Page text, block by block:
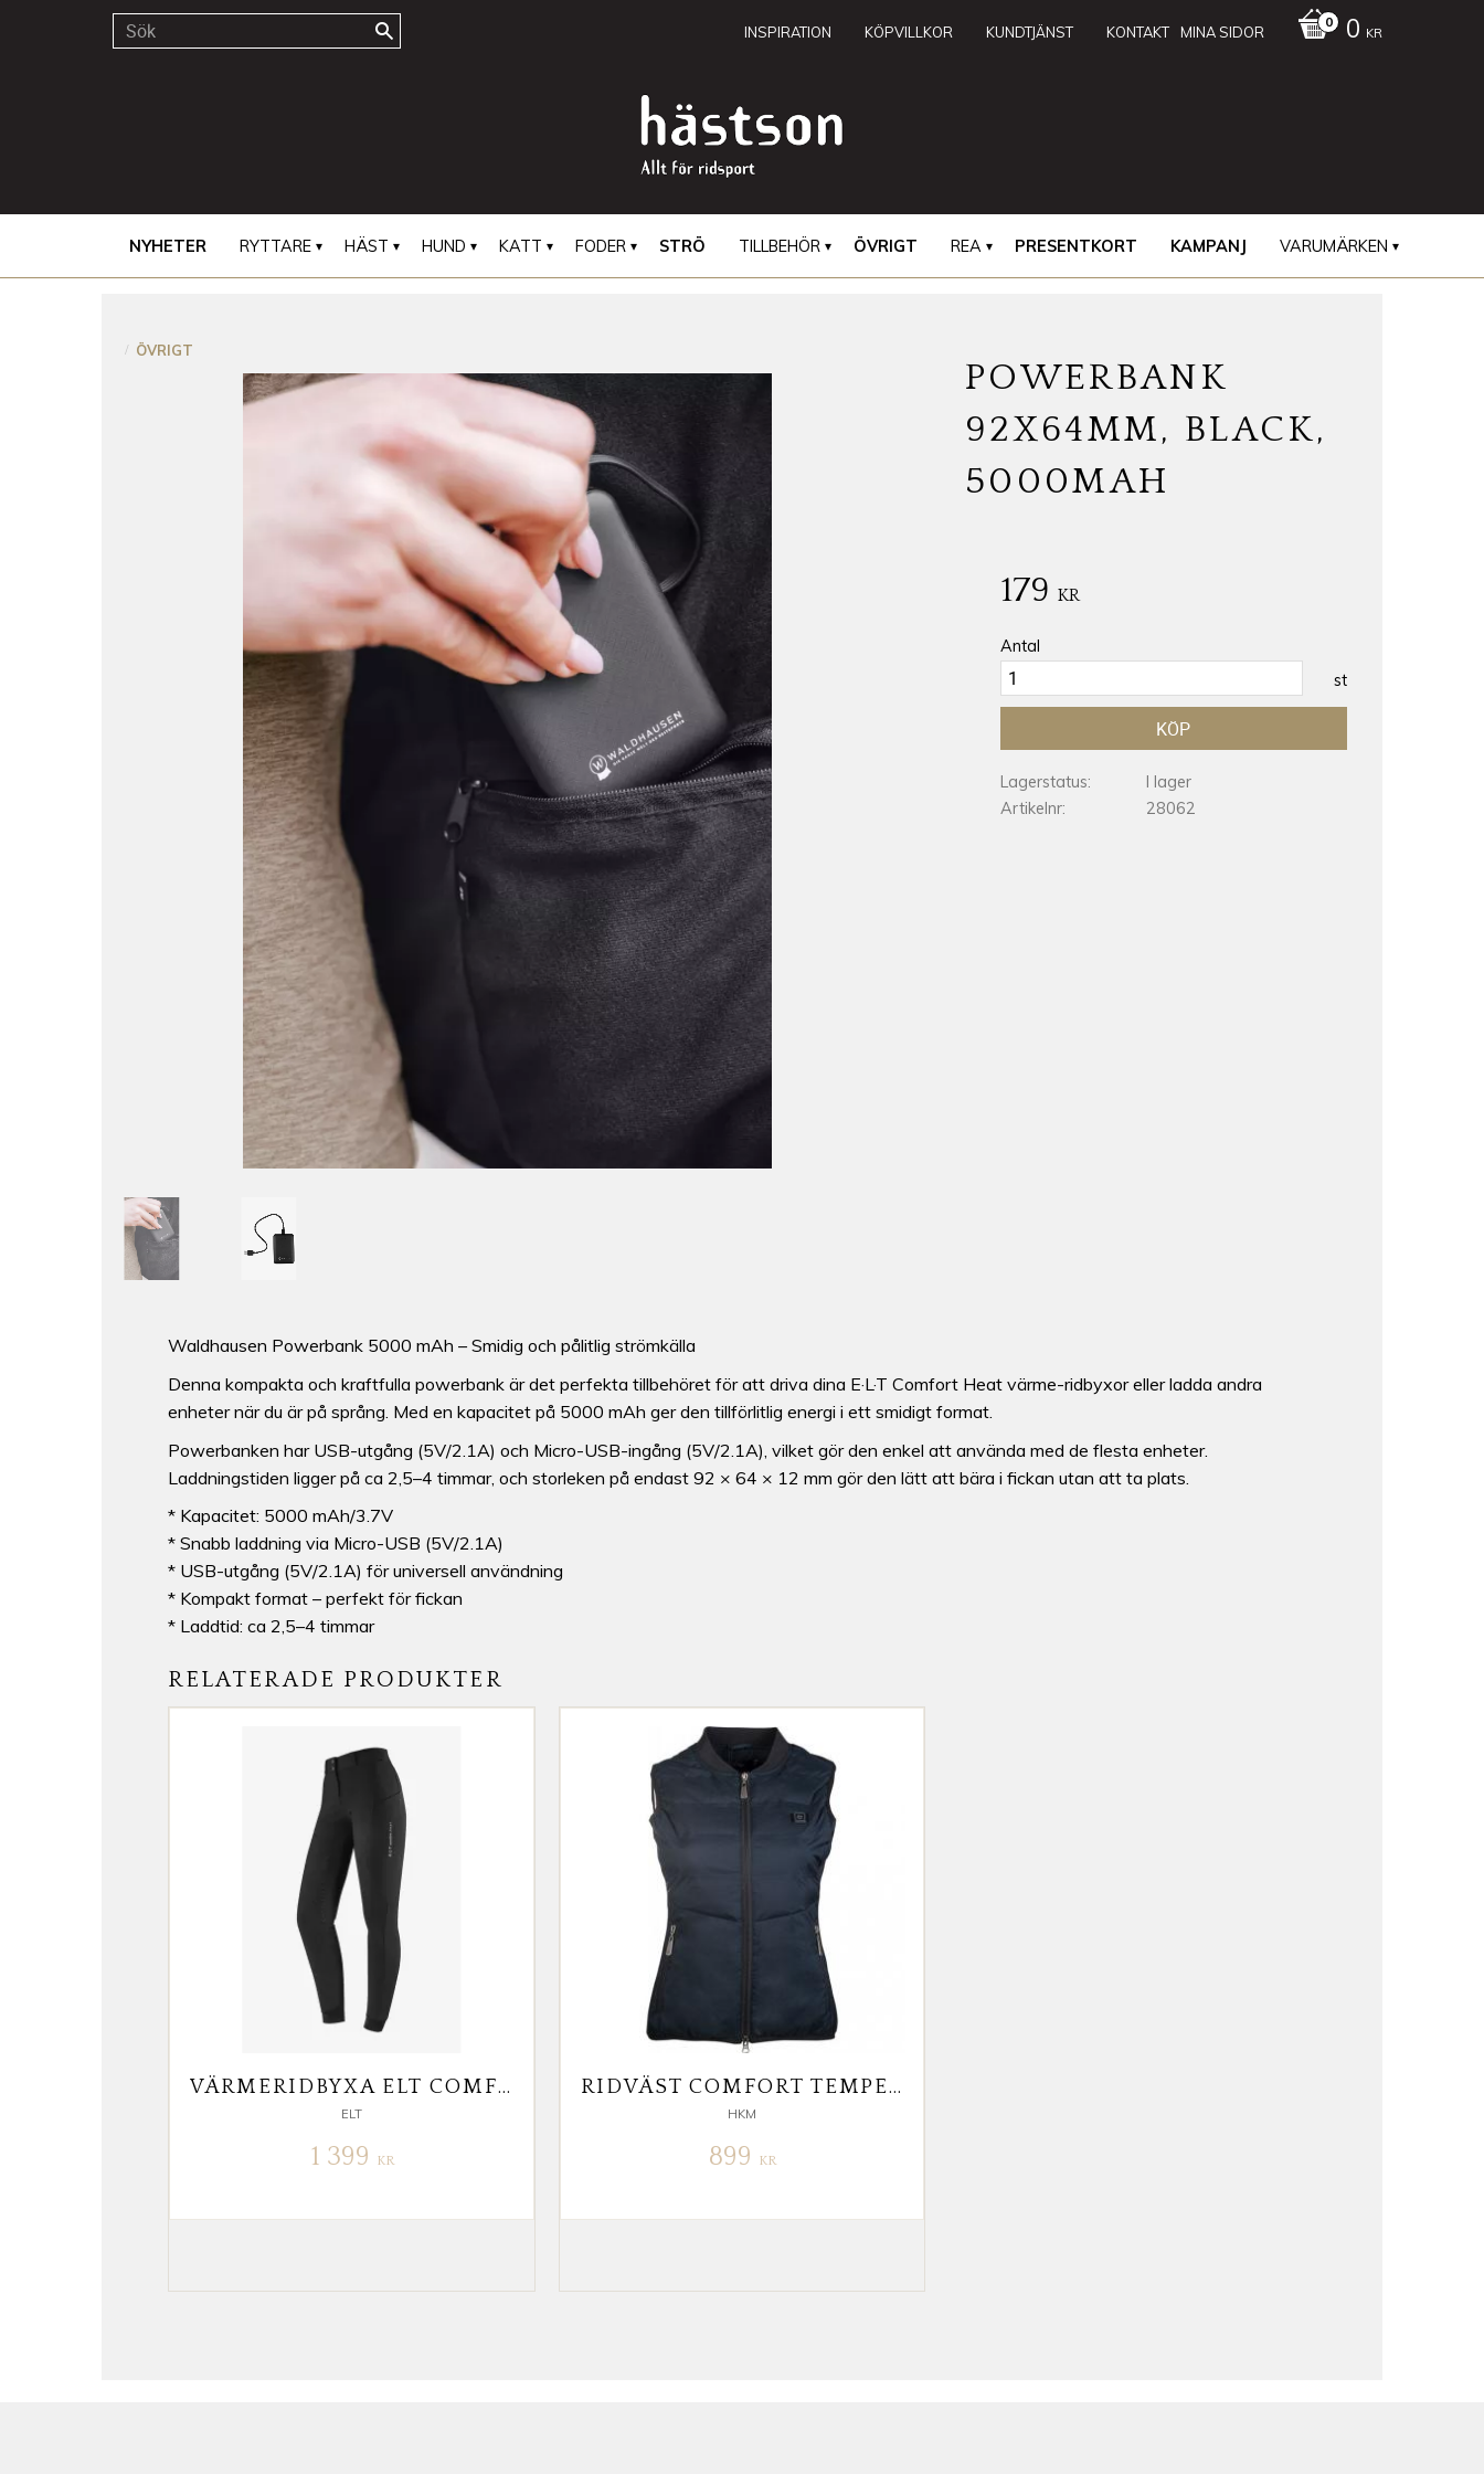
MINA SIDOR
KONTAKT
KUNDTJÄNST
KÖPVILLKOR
INSPIRATION 0 KR
NYHETER RYTTARE HÄST HUND KATT FODER STRÖ TILLBEHÖR ÖVRIGT REA PRESENTKORT KAMPANJ VARUMÄRKEN
ÖVRIGT
POWERBANK
92X64MM, BLACK,
5000MAH
179 KR
Antal
st
KÖP
Lagerstatus
I lager
Artikelnr
28062
Waldhausen Powerbank 5000 mAh – Smidig och pålitlig strömkälla
Denna kompakta och kraftfulla powerbank är det perfekta tillbehöret för att driva dina E·L·T Comfort Heat värme-ridbyxor eller ladda andra
enheter när du är på språng. Med en kapacitet på 5000 mAh ger den tillförlitlig energi i ett smidigt format.
Powerbanken har USB-utgång (5V/2.1A) och Micro-USB-ingång (5V/2.1A), vilket gör den enkel att använda med de flesta enheter.
Laddningstiden ligger på ca 2,5–4 timmar, och storleken på endast 92 × 64 × 12 mm gör den lätt att bära i fickan utan att ta plats.
* Kapacitet: 5000 mAh/3.7V
* Snabb laddning via Micro-USB (5V/2.1A)
* USB-utgång (5V/2.1A) för universell användning
* Kompakt format – perfekt för fickan
* Laddtid: ca 2,5–4 timmar
RELATERADE PRODUKTER
VÄRMERIDBYXA ELT COMFORT HEAT
ELT
1 399 KR
RIDVÄST COMFORT TEMPERATURE
HKM
899 KR